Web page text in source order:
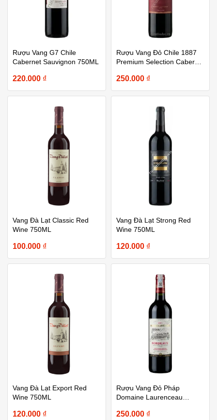
Rượu Vang G7 Chile
Cabernet Sauvignon 750ML
220.000 ₫
Rượu Vang Đỏ Chile 1887
Premium Selection Cabernet
250.000 ₫
Vang Đà Lạt Classic Red
Wine 750ML
100.000 ₫
Vang Đà Lạt Strong Red
Wine 750ML
120.000 ₫
Vang Đà Lạt Export Red
Wine 750ML
120.000 ₫
Rượu Vang Đỏ Pháp
Domaine Laurenceau
250.000 ₫